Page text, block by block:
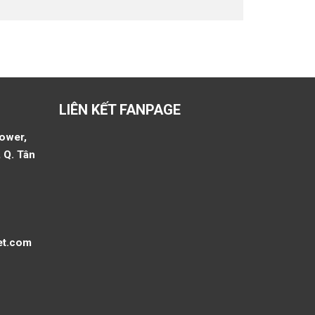
Tân
LIÊN KẾT FANPAGE